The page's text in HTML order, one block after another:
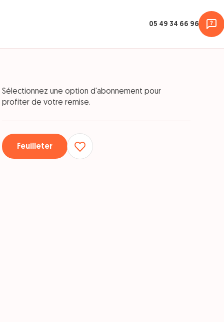
05 49 34 66 96
Sélectionnez une option d'abonnement pour
profiter de votre remise.
Feuilleter